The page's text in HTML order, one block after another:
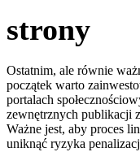
strony
Ostatnim, ale równie
początek warto
portalach
zewnętrznych publikacji
Ważne jest, aby proces
uniknąć ryzyka